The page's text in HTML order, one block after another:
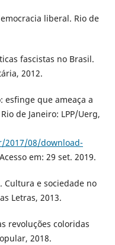
liberal. Rio de
fascistas no Brasil.
2012.
esfinge que ameaça a
de Janeiro: LPP/Uerg,
2017/08/download-
em: 29 set. 2019.
Cultura e sociedade no
Letras, 2013.
revoluções coloridas
2018.